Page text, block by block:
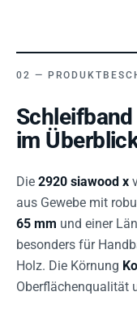
im
Die 2920 siawood x
aus Gewebe mit
65 mm und einer
besonders für
Holz. Die Körnung
Oberflächenqualität